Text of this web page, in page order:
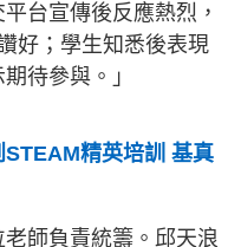
台宣傳後反應熱烈，
好；學生知悉後表現
待參與。」
精英培訓 基真
師負責統籌。邱天浪